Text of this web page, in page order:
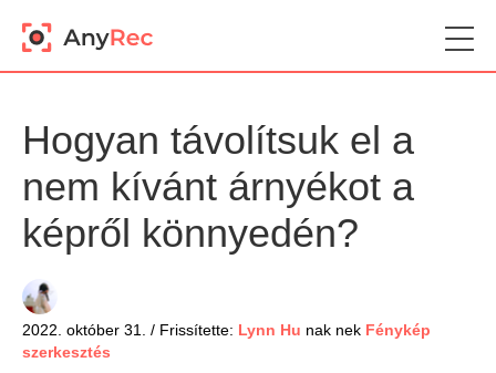
Hogyan távolítsuk el a
nem kívánt árnyékot a
képről könnyedén?
2022. október 31. / Frissítette: Lynn Hu nak nek Fénykép
szerkesztés